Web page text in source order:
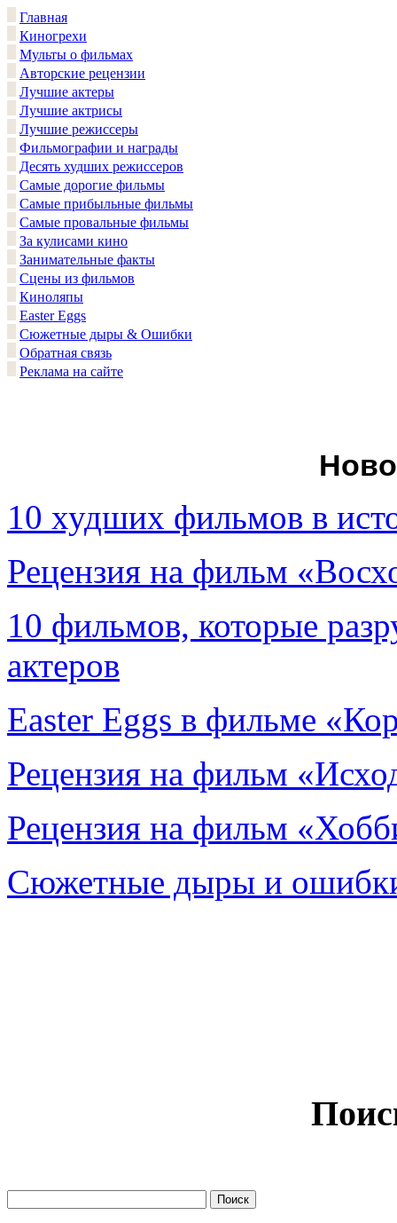
Главная
Киногрехи
Мульты о фильмах
Авторские рецензии
Лучшие актеры
Лучшие актрисы
Лучшие режиссеры
Фильмографии и награды
Десять худших режиссеров
Самые дорогие фильмы
Самые прибыльные фильмы
Самые провальные фильмы
За кулисами кино
Занимательные факты
Сцены из фильмов
Киноляпы
Easter Eggs
Сюжетные дыры & Ошибки
Обратная связь
Реклама на сайте
10 худших фильмов в
Рецензия на фильм
10 фильмов, которые
актеров
Easter Eggs в фильме
Рецензия на фильм
Рецензия на фильм
Сюжетные дыры и